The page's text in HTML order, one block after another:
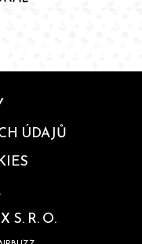
ÚDAJŮ
S. R. O.